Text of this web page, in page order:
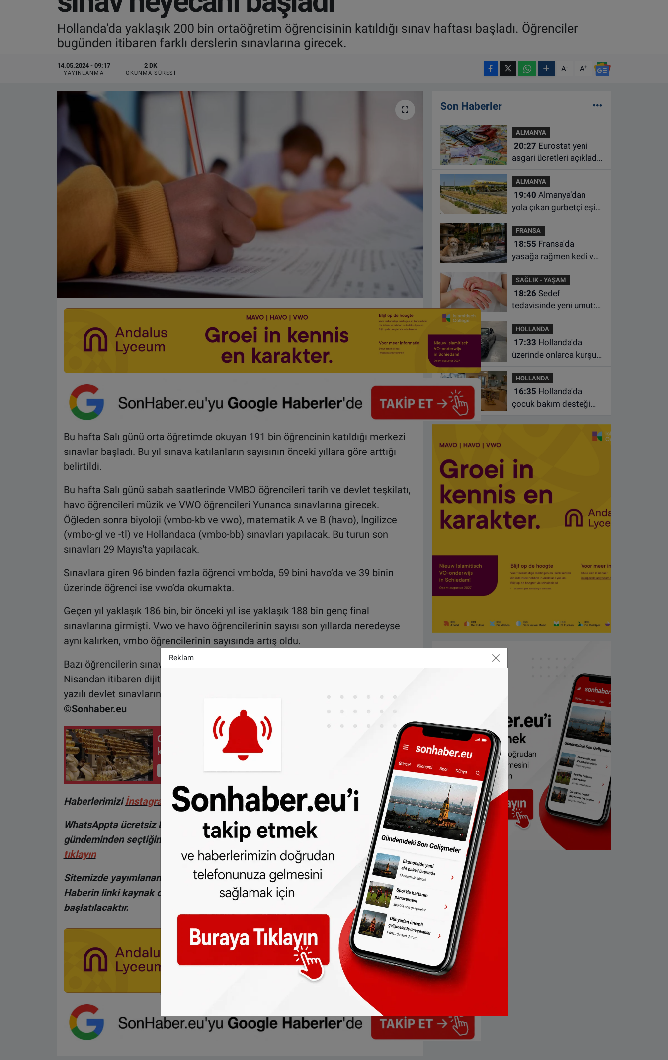
Hollanda’da yaklaşık 200 bin ortaöğretim öğrencisinin katıldığı sınav haftası başladı. Öğrenciler
bugünden itibaren farklı derslerin sınavlarına girecek.
14.05.2024 - 09:17
YAYINLANMA
2 DK
OKUNMA SÜRESI A- A+
Bu hafta Salı günü orta öğretimde okuyan 191 bin öğrencinin katıldığı merkezi
sınavlar başladı. Bu yıl sınava katılanların sayısının önceki yıllara göre arttığı
belirtildi.
Bu hafta Salı günü sabah saatlerinde VMBO öğrencileri tarih ve devlet teşkilatı,
havo öğrencileri müzik ve VWO öğrencileri Yunanca sınavlarına girecek.
Öğleden sonra biyoloji (vmbo-kb ve vwo), matematik A ve B (havo), İngilizce
(vmbo-gl ve -tl) ve Hollandaca (vmbo-bb) sınavları yapılacak. Bu turun son
sınavları 29 Mayıs'ta yapılacak.
Sınavlara giren 96 binden fazla öğrenci vmbo'da, 59 bini havo’da ve 39 binin
üzerinde öğrenci ise vwo’da okumakta.
Geçen yıl yaklaşık 186 bin, bir önceki yıl ise yaklaşık 188 bin genç final
sınavlarına girmişti. Vwo ve havo öğrencilerinin sayısı son yıllarda neredeyse
aynı kalırken, vmbo öğrencilerinin sayısında artış oldu.
Bazı öğrencilerin sınavları ise geçen ay başladı. On binlerce vmbo öğrencisi 1
Nisandan itibaren dijital final sınavına tabi oldu. Özel eğitim öğrencileri gibi
yazılı devlet sınavlarına giren öğrenciler için de sınavlar çoktan başladı.
©Sonhaber.eu
Gurbetçilere uyarı: Tatil dönüşünde altın getirirken bu
kuralları unutmayın
İçeriği Görüntüle
Haberlerimiziİnstagram hesabımızdan da takip edebilirsiniz.
WhatsAppta ücretsiz bültenimize abone olun, Hollanda ve diğer Avrupa ülkeleri
gündeminden seçtiğimiz haberler her gün telefonunuza gelsin!
Abone olmak için
tıklayın
Sitemizde yayımlanan haberlerin her türlü hakkıSONHABER.eu
’ya aittir.
Haberin linki kaynak olarak gösterilmeden alınan haberler için hukuki işlem
başlatılacaktır.
Son Haberler
ALMANYA
20:27
asgari ücretleri açıkladı:
sıraya yükseldi
ALMANYA
19:40
yola çıkan gurbetçi eşini
istasyonunda unuttu
FRANSA
18:55
yasağa rağmen kedi ve
shoplara hayvan başına
1.500 euro ceza
SAĞLIK - YAŞAM
18:26
tedavisinde yeni umut:
iyileşmediği bulundu
HOLLANDA
17:33
üzerinde onlarca kurşun
euroya satışa çıktı
HOLLANDA
16:35
çocuk bakım desteği
hâlâ ek ödeme yapıyor
ALGEMENE VOORWAARDEN
CONTACT
Çerez Politikası
Reklam